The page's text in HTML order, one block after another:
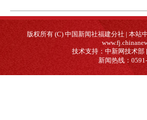
版权所有 (C) 中国新闻社福建分社 | 本
技术支持：中新网技术部
新闻热线：